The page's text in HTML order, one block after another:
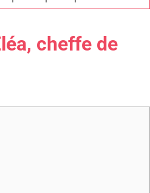
cheffe de